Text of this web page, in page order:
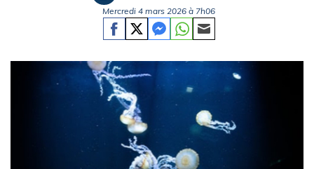
Mercredi 4 mars 2026 à 7h06